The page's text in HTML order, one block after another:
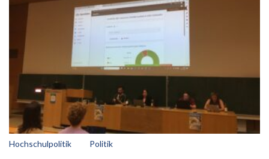
Hochschulpolitik Politik